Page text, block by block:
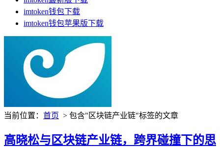
imtoken钱包下载
imtoken钱包苹果版下载
当前位置： 首页 > 包含"区块链产业链"标签的文章
高晓松与区块链产业链，跨界碰撞下的思